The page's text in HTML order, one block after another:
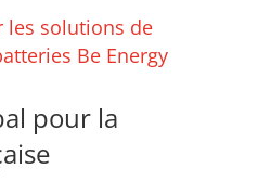
les solutions de
Be Energy
pour la